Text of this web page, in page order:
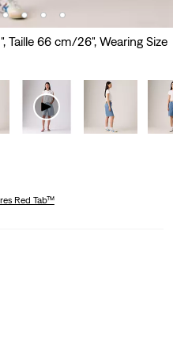
Taille 66 cm/26", Wearing Size
Red Tab™